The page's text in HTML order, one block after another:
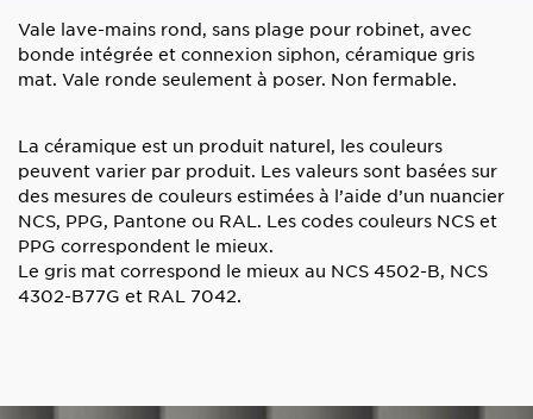
Vale lave-mains rond, sans plage pour robinet, avec
bonde intégrée et connexion siphon, céramique gris
mat. Vale ronde seulement à poser. Non fermable.
La céramique est un produit naturel, les couleurs
peuvent varier par produit. Les valeurs sont basées sur
des mesures de couleurs estimées à l’aide d’un nuancier
NCS, PPG, Pantone ou RAL. Les codes couleurs NCS et
PPG correspondent le mieux.
Le gris mat correspond le mieux au NCS 4502-B, NCS
4302-B77G et RAL 7042.